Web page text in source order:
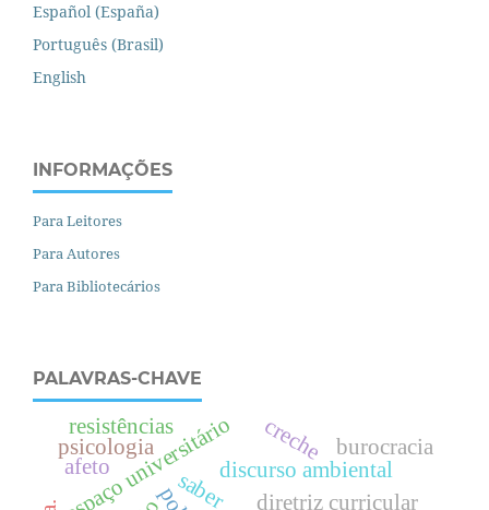
Español (España)
Português (Brasil)
English
INFORMAÇÕES
Para Leitores
Para Autores
Para Bibliotecários
PALAVRAS-CHAVE
diretriz curricular
espaço universitário
saberdiscurso ambiental
creche
psicologia
afeto
resistências
burocracia